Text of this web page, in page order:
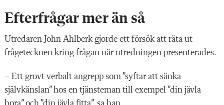
Efterfrågar mer än så
Utredaren John Ahlberk gjorde ett försök att räta ut
frågetecknen kring frågan när utredningen presenterades.
– Ett grovt verbalt angrepp som ”syftar att sänka
självkänslan” hos en tjänsteman till exempel ”din jävla